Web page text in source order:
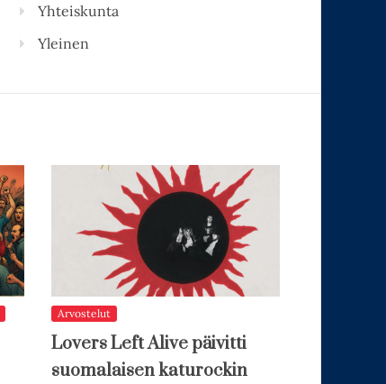
Yhteiskunta
Yleinen
Arvostelut
Lovers Left Alive päivitti
suomalaisen katurockin